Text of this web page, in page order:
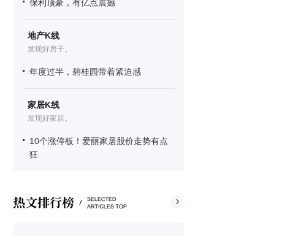
保利顶豪，有亿点震撼
地产K线
发现好房子。
年度过半，碧桂园带着紧迫感
家居K线
发现好家居。
10个涨停板！爱丽家居股价走势有点
狂